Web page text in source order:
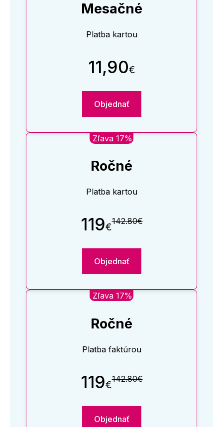
Mesačné
Platba kartou
11,90€
Objednať
Zľava 17%
Ročné
Platba kartou
119€142.80€
Objednať
Zľava 17%
Ročné
Platba faktúrou
119€142.80€
Objednať